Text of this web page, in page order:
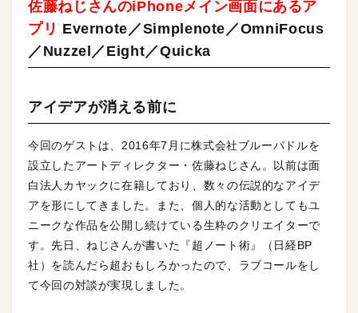
佐藤ねじさんのiPhoneメイン画面にあるア
プリ Evernote／Simplenote／OmniFocus
／Nuzzel／Eight／Quicka
アイデアが消える前に
今回のゲストは、2016年7月に株式会社ブルーパドルを
設立したアートディレクター・佐藤ねじさん。以前は面
白法人カヤックに在籍しており、数々の伝説的なアイデ
アを形にしてきました。また、個人的な活動としてもユ
ニークな作品を公開し続けている生粋のクリエイターで
す。先日、ねじさんが書いた『超ノート術』（日経BP
社）を読んだら超おもしろかったので、ラブコールをし
て今回の対談が実現しました。